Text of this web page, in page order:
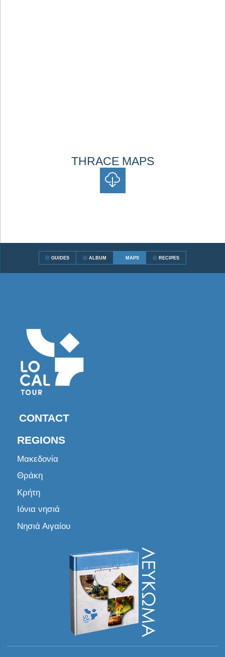
THRACE MAPS
GUIDES ALBUM MAPS RECIPES
CONTACT
REGIONS
Μακεδονία
Θράκη
Κρήτη
Ιόνια νησιά
Νησιά Αιγαίου